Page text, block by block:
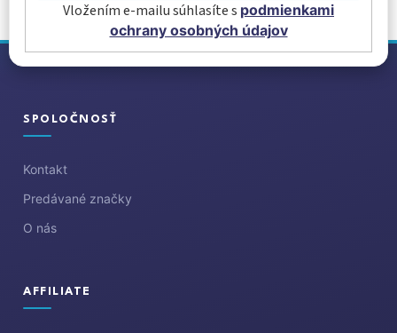
Vložením e-mailu súhlasíte s podmienkami
ochrany osobných údajov
Z
SPOLOČNOSŤ
Kontakt
Predávané značky
O nás
AFFILIATE